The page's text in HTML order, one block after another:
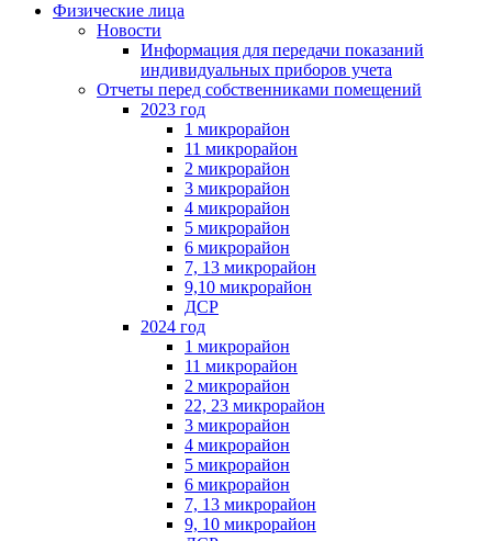
Физические лица
Новости
Информация для передачи показаний
индивидуальных приборов учета
Отчеты перед собственниками помещений
2023 год
1 микрорайон
11 микрорайон
2 микрорайон
3 микрорайон
4 микрорайон
5 микрорайон
6 микрорайон
7, 13 микрорайон
9,10 микрорайон
ДСР
2024 год
1 микрорайон
11 микрорайон
2 микрорайон
22, 23 микрорайон
3 микрорайон
4 микрорайон
5 микрорайон
6 микрорайон
7, 13 микрорайон
9, 10 микрорайон